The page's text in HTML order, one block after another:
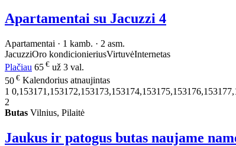
Apartamentai su Jacuzzi 4
Apartamentai · 1 kamb. · 2 asm.
JacuzziOro kondicionieriusVirtuvėInternetas
Plačiau 65 € už 3 val.
50 € Kalendorius atnaujintas
1
2
Butas Vilnius, Pilaitė
Jaukus ir patogus butas naujame